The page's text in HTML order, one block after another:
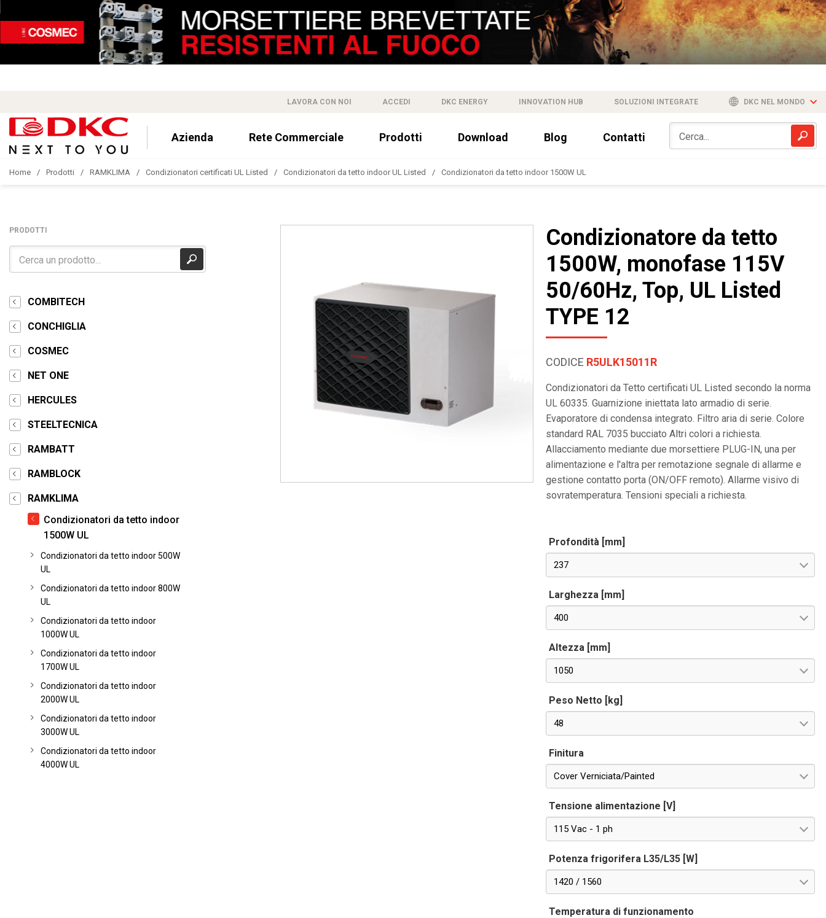
LAVORA CON NOI ACCEDI DKC ENERGY INNOVATION HUB SOLUZIONI INTEGRATE DKC NEL MONDO
Azienda Rete Commerciale Prodotti Download Blog Contatti
Home Prodotti RAMKLIMA Condizionatori certificati UL Listed Condizionatori da tetto indoor UL Listed Condizionatori da tetto indoor 1500W UL
PRODOTTI
COMBITECH
CONCHIGLIA
COSMEC
NET ONE
HERCULES
STEELTECNICA
RAMBATT
RAMBLOCK
RAMKLIMA
Condizionatori da tetto indoor
1500W UL
Condizionatori da tetto indoor 500W
UL
Condizionatori da tetto indoor 800W
UL
Condizionatori da tetto indoor
1000W UL
Condizionatori da tetto indoor
1700W UL
Condizionatori da tetto indoor
2000W UL
Condizionatori da tetto indoor
3000W UL
Condizionatori da tetto indoor
4000W UL
Condizionatore da tetto
1500W, monofase 115V
50/60Hz, Top, UL Listed
TYPE 12
CODICE R5ULK15011R
Condizionatori da Tetto certificati UL Listed secondo la norma
UL 60335. Guarnizione iniettata lato armadio di serie.
Evaporatore di condensa integrato. Filtro aria di serie. Colore
standard RAL 7035 bucciato Altri colori a richiesta.
Allacciamento mediante due morsettiere PLUG-IN, una per
alimentazione e l'altra per remotazione segnale di allarme e
gestione contatto porta (ON/OFF remoto). Allarme visivo di
sovratemperatura. Tensioni speciali a richiesta.
Profondità [mm]
237
Larghezza [mm]
400
Altezza [mm]
1050
Peso Netto [kg]
48
Finitura
Cover Verniciata/Painted
Tensione alimentazione [V]
115 Vac - 1 ph
Potenza frigorifera L35/L35 [W]
1420 / 1560
Temperatura di funzionamento